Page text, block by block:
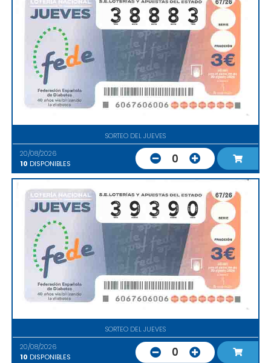
SORTEO DEL JUEVES
20/08/2026
10 DISPONIBLES 0
SORTEO DEL JUEVES
20/08/2026
10 DISPONIBLES 0